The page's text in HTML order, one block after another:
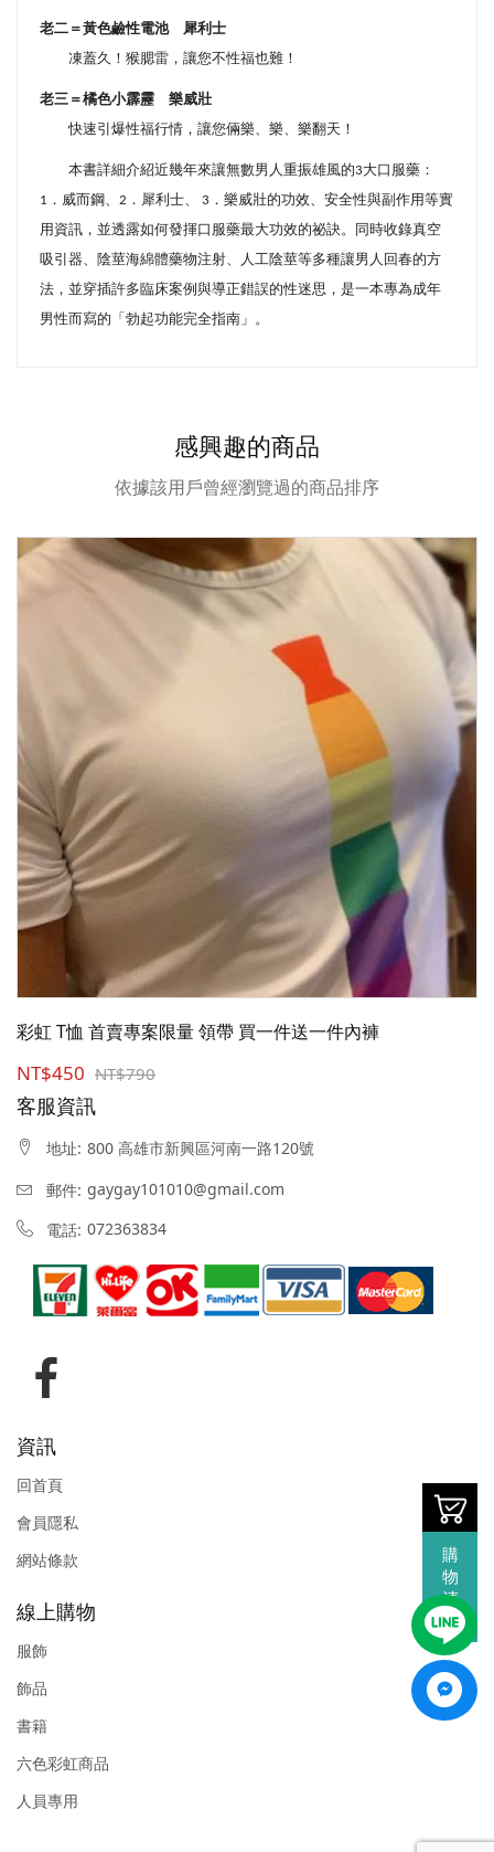
老二＝黃色鹼性電池 犀利士
凍蓋久！猴腮雷，讓您不性福也難！
老三＝橘色小霹靂 樂威壯
快速引爆性福行情，讓您倆樂、樂、樂翻天！
本書詳細介紹近幾年來讓無數男人重振雄風的3大口服藥：
1 ．威而鋼、 2 ．犀利士、 3 ．樂威壯的功效、安全性與副作用等實
用資訊，並透露如何發揮口服藥最大功效的祕訣。同時收錄真空
吸引器、陰莖海綿體藥物注射、人工陰莖等多種讓男人回春的方
法，並穿插許多臨床案例與導正錯誤的性迷思，是一本專為成年
男性而寫的「勃起功能完全指南」。
感興趣的商品
依據該用戶曾經瀏覽過的商品排序
彩虹 T恤 首賣專案限量 領帶 買一件送一件內褲
NT$450 NT$790
客服資訊
地址: 800 高雄市新興區河南一路120號
郵件: gaygay101010@gmail.com
電話: 072363834
資訊
回首頁
會員隱私
網站條款
線上購物
服飾
飾品
書籍
六色彩虹商品
人員專用
購
物
清
單